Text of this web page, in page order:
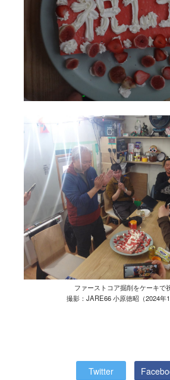
ファーストコア掘削をケーキで
撮影：JARE66 小原徳昭（2024年
Twitter